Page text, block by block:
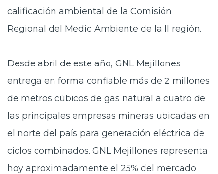
calificación ambiental de la Comisión
Regional del Medio Ambiente de la II región.
Desde abril de este año, GNL Mejillones
entrega en forma confiable más de 2 millones
de metros cúbicos de gas natural a cuatro de
las principales empresas mineras ubicadas en
el norte del país para generación eléctrica de
ciclos combinados. GNL Mejillones representa
hoy aproximadamente el 25% del mercado